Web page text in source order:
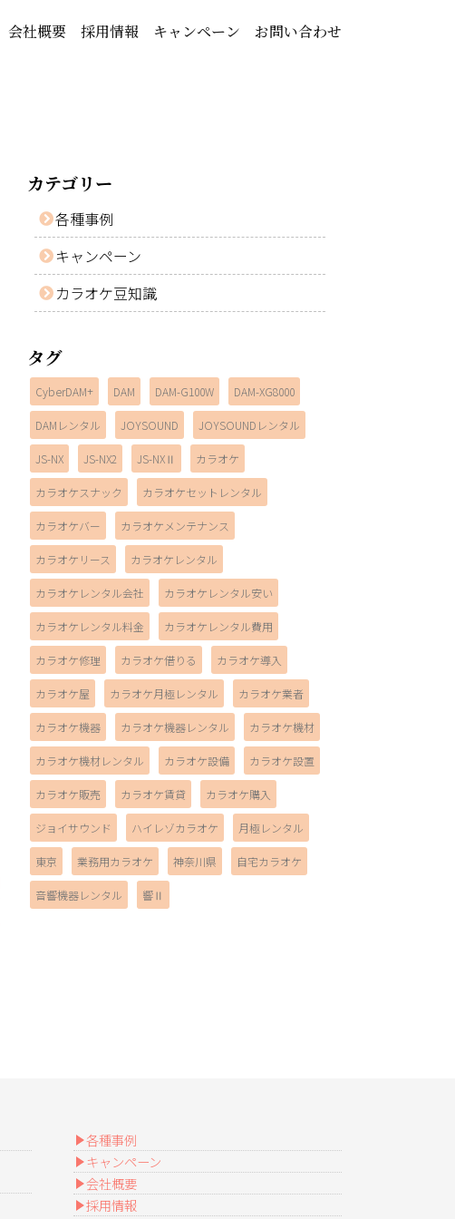
会社概要 採用情報 キャンペーン お問い合わせ
カテゴリー
各種事例
キャンペーン
カラオケ豆知識
タグ
CyberDAM+ DAM DAM-G100W DAM-XG8000
DAMレンタル JOYSOUND JOYSOUNDレンタル
JS-NX JS-NX2 JS-NXⅡ カラオケ
カラオケスナック カラオケセットレンタル
カラオケバー カラオケメンテナンス
カラオケリース カラオケレンタル
カラオケレンタル会社 カラオケレンタル安い
カラオケレンタル料金 カラオケレンタル費用
カラオケ修理 カラオケ借りる カラオケ導入
カラオケ屋 カラオケ月極レンタル カラオケ業者
カラオケ機器 カラオケ機器レンタル カラオケ機材
カラオケ機材レンタル カラオケ設備 カラオケ設置
カラオケ販売 カラオケ賃貸 カラオケ購入
ジョイサウンド ハイレゾカラオケ 月極レンタル
東京 業務用カラオケ 神奈川県 自宅カラオケ
音響機器レンタル 響Ⅱ
各種事例
キャンペーン
会社概要
採用情報